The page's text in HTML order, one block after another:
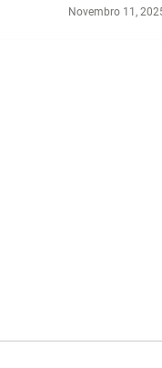
Novembro 11,